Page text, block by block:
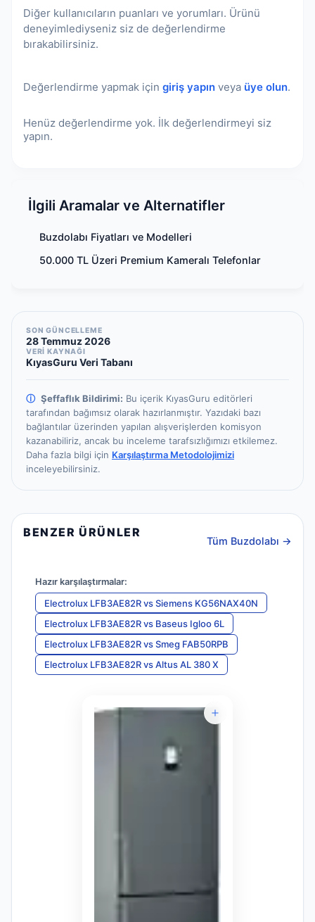
ulaşabilirsiniz.
Diğer kullanıcıların puanları ve yorumları. Ürünü
deneyimlediyseniz siz de değerlendirme
bırakabilirsiniz.
Değerlendirme yapmak için giriş yapın veya üye olun.
Henüz değerlendirme yok. İlk değerlendirmeyi siz
yapın.
İlgili Aramalar ve Alternatifler
Buzdolabı Fiyatları ve Modelleri
50.000 TL Üzeri Premium Kameralı Telefonlar
SON GÜNCELLEME
28 Temmuz 2026
VERİ KAYNAĞI
KıyasGuru Veri Tabanı
ⓘ Şeffaflık Bildirimi: Bu içerik KıyasGuru editörleri
tarafından bağımsız olarak hazırlanmıştır. Yazıdaki bazı
bağlantılar üzerinden yapılan alışverişlerden komisyon
kazanabiliriz, ancak bu inceleme tarafsızlığımızı etkilemez.
Daha fazla bilgi için Karşılaştırma Metodolojimizi
inceleyebilirsiniz.
BENZER ÜRÜNLER
Tüm Buzdolabı →
Hazır karşılaştırmalar:
Electrolux LFB3AE82RvsSiemens KG56NAX40N
Electrolux LFB3AE82Rvs Baseus Igloo 6L
Electrolux LFB3AE82RvsSmeg FAB50RPB
Electrolux LFB3AE82RvsAltus AL 380 X